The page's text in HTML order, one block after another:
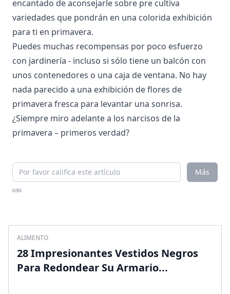
encantado de aconsejarle sobre pre cultiva
variedades que pondrán en una colorida exhibición
para ti en primavera.
Puedes muchas recompensas por poco esfuerzo
con jardinería - incluso si sólo tiene un balcón con
unos contenedores o una caja de ventana. No hay
nada parecido a una exhibición de flores de
primavera fresca para levantar una sonrisa.
¿Siempre miro adelante a los narcisos de la
primavera – primeros verdad?
Más
0/80
ALIMENTO
28 Impresionantes Vestidos Negros
Para Redondear Su Armario...